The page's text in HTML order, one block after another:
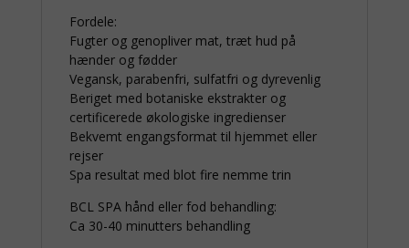
Fordele:
Fugter og genopliver mat, træt hud på
hænder og fødder
Vegansk, parabenfri, sulfatfri og dyrevenlig
Beriget med botaniske ekstrakter og
certificerede økologiske ingredienser
Bekvemt engangsformat til hjemmet eller
rejser
Spa resultat med blot fire nemme trin
BCL SPA hånd eller fod behandling:
Ca 30-40 minutters behandling